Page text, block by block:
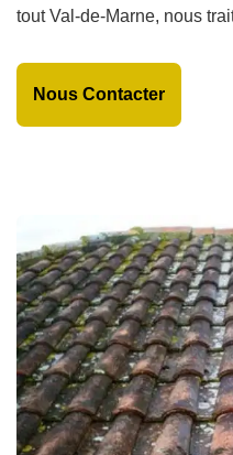
tout Val-de-Marne, nous
Nous Contacter